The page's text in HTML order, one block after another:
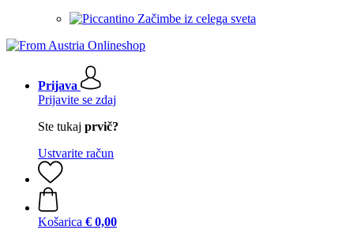
Začimbe iz celega sveta
Prijava
Prijavite se zdaj
Ste tukaj prvič?
Ustvarite račun
Košarica € 0,00